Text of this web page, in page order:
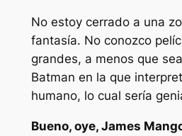
No estoy cerrado a una
fantasía. No conozco
grandes, a menos que
Batman en la que
humano, lo cual sería
Bueno, oye, James